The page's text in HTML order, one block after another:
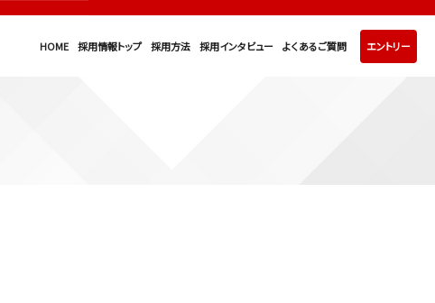
HOME 採用情報トップ 採用方法 採用インタビュー よくあるご質問 エントリー